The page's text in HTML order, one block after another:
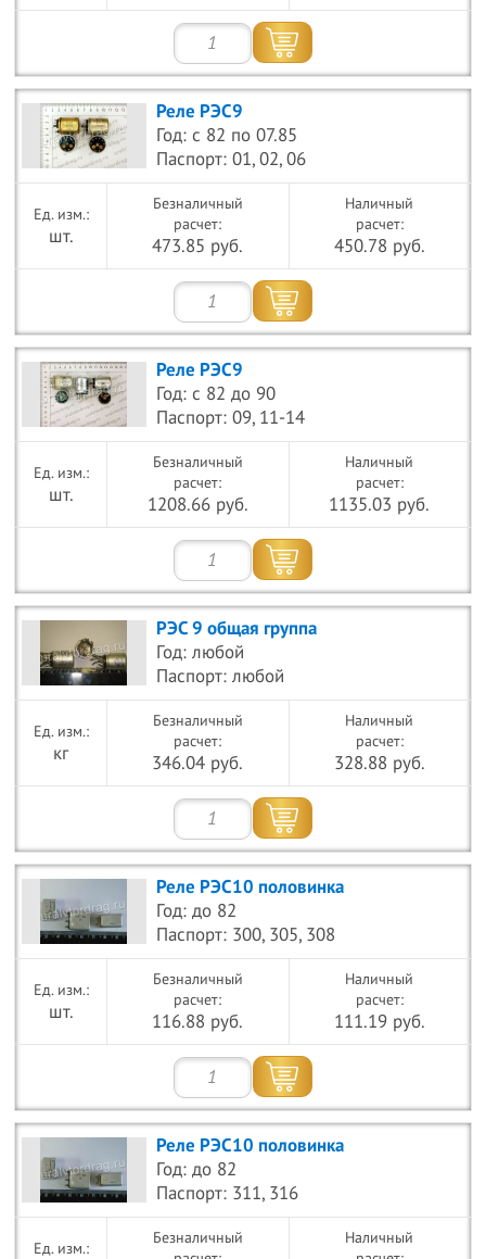
Реле РЭС9
Год: с 82 по 07.85
Паспорт: 01, 02, 06
шт.
Безналичный
расчет:
473.85 руб.
Наличный
расчет:
450.78 руб.
Реле РЭС9
Год: с 82 до 90
Паспорт: 09, 11-14
шт.
Безналичный
расчет:
1208.66 руб.
Наличный
расчет:
1135.03 руб.
РЭС 9 общая группа
Год: любой
Паспорт: любой
кг
Безналичный
расчет:
346.04 руб.
Наличный
расчет:
328.88 руб.
Реле РЭС10 половинка
Год: до 82
Паспорт: 300, 305, 308
шт.
Безналичный
расчет:
116.88 руб.
Наличный
расчет:
111.19 руб.
Реле РЭС10 половинка
Год: до 82
Паспорт: 311, 316
Безналичный
Наличный